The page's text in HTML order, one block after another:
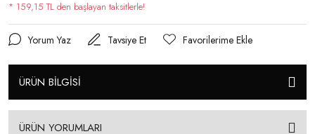
* 159,15 TL den başlayan taksitlerle!
Yorum Yaz Tavsiye Et
ÜRÜN BİLGİSİ
ÜRÜN YORUMLARI